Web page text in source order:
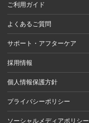
ご利用ガイド
よくあるご質問
サポート・アフターケア
採用情報
個人情報保護方針
プライバシーポリシー
ソーシャルメディアポリシー